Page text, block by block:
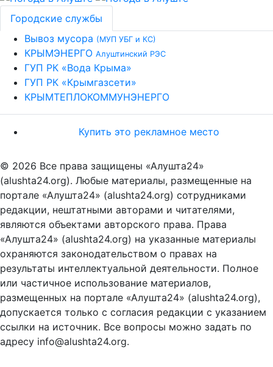
Городские службы
Вывоз мусора (МУП УБГ и КС)
КРЫМЭНЕРГО Алуштинский РЭС
ГУП РК «Вода Крыма»
ГУП РК «Крымгазсети»
КРЫМТЕПЛОКОММУНЭНЕРГО
Купить это рекламное место
© 2026 Все права защищены «Алушта24»
(alushta24.org). Любые материалы, размещенные на
портале «Алушта24» (alushta24.org) сотрудниками
редакции, нештатными авторами и читателями,
являются объектами авторского права. Права
«Алушта24» (alushta24.org) на указанные материалы
охраняются законодательством о правах на
результаты интеллектуальной деятельности. Полное
или частичное использование материалов,
размещенных на портале «Алушта24» (alushta24.org),
допускается только с согласия редакции с указанием
ссылки на источник. Все вопросы можно задать по
адресу info@alushta24.org.